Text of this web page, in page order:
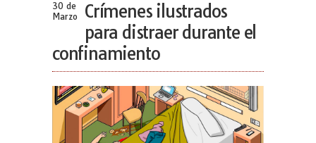
30 de
Marzo
Crímenes ilustrados
para distraer durante el
confinamiento